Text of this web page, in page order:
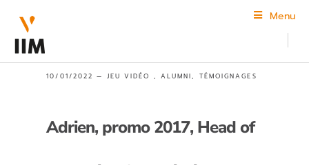
Menu
10/01/2022 — JEU VIDÉO , ALUMNI, TÉMOIGNAGES
Adrien, promo 2017, Head of